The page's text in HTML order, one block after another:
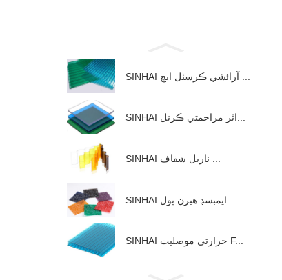
SINHAI اثر مزاحمتي ڪرنل...
SINHAI حرارتي موصليت F...